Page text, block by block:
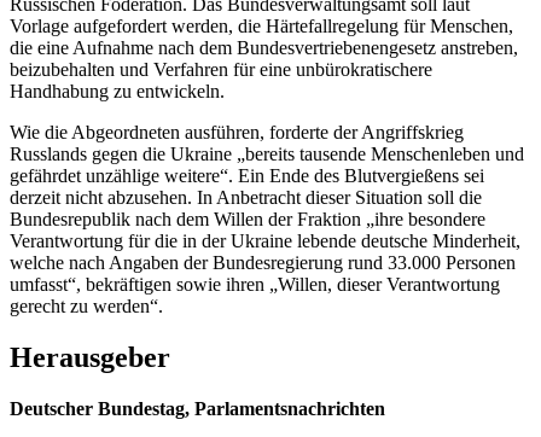
Vorlage aufgefordert werden, die Härtefallregelung für Menschen,
die eine Aufnahme nach dem Bundesvertriebenengesetz anstreben,
beizubehalten und Verfahren für eine unbürokratischere
Handhabung zu entwickeln.
Wie die Abgeordneten ausführen, forderte der Angriffskrieg
Russlands gegen die Ukraine „bereits tausende Menschenleben und
gefährdet unzählige weitere“. Ein Ende des Blutvergießens sei
derzeit nicht abzusehen. In Anbetracht dieser Situation soll die
Bundesrepublik nach dem Willen der Fraktion „ihre besondere
Verantwortung für die in der Ukraine lebende deutsche Minderheit,
welche nach Angaben der Bundesregierung rund 33.000 Personen
umfasst“, bekräftigen sowie ihren „Willen, dieser Verantwortung
gerecht zu werden“.
Herausgeber
Deutscher Bundestag, Parlamentsnachrichten